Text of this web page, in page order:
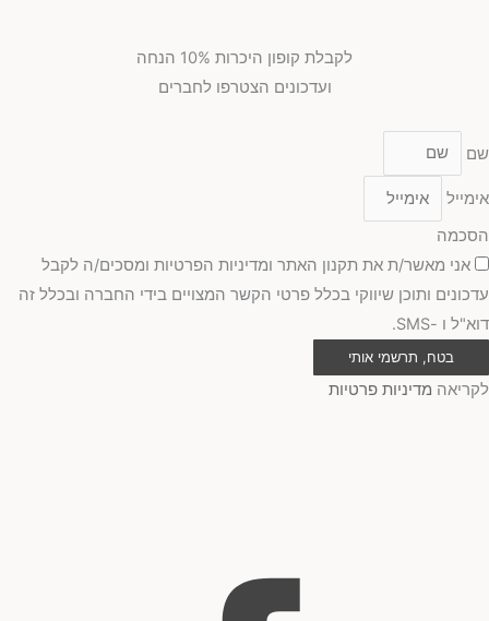
לקבלת קופון היכרות 10% הנחה
ועדכונים הצטרפו לחברים
שם
אימייל
הסכמה
אני מאשר/ת את תקנון האתר ומדיניות הפרטיות ומסכים/ה לקבל
עדכונים ותוכן שיווקי בכלל פרטי הקשר המצויים בידי החברה ובכלל זה
דוא"ל ו -SMS.
בטח, תרשמי אותי
לקריאה מדיניות פרטיות